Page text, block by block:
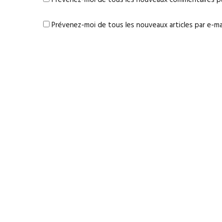
Prévenez-moi de tous les nouveaux articles par e-